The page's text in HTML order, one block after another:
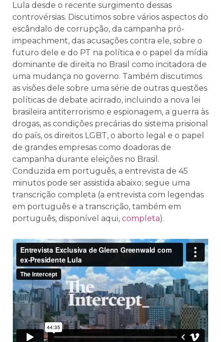
Lula desde o recente surgimento dessas
controvérsias. Discutimos sobre vários aspectos do
escândalo de corrupção, da campanha pró-
impeachment, das acusações contra ele, sobre o
futuro dele e do PT na política e o papel da mídia
dominante de direita no Brasil como incitadora de
uma mudança no governo. Também discutimos
as visões dele sobre uma série de outras questões
políticas de debate acirrado, incluindo a nova lei
brasileira antiterrorismo e espionagem, a guerra às
drogas, as condições precárias do sistema prisional
do país, os direitos LGBT, o aborto legal e o papel
de grandes empresas como doadoras de
campanha durante eleições no Brasil.
Conduzida em português, a entrevista de 45
minutos pode ser assistida abaixo; segue uma
transcrição completa (a entrevista com legendas
em português e a transcrição, também em
português, disponível aqui, completa).